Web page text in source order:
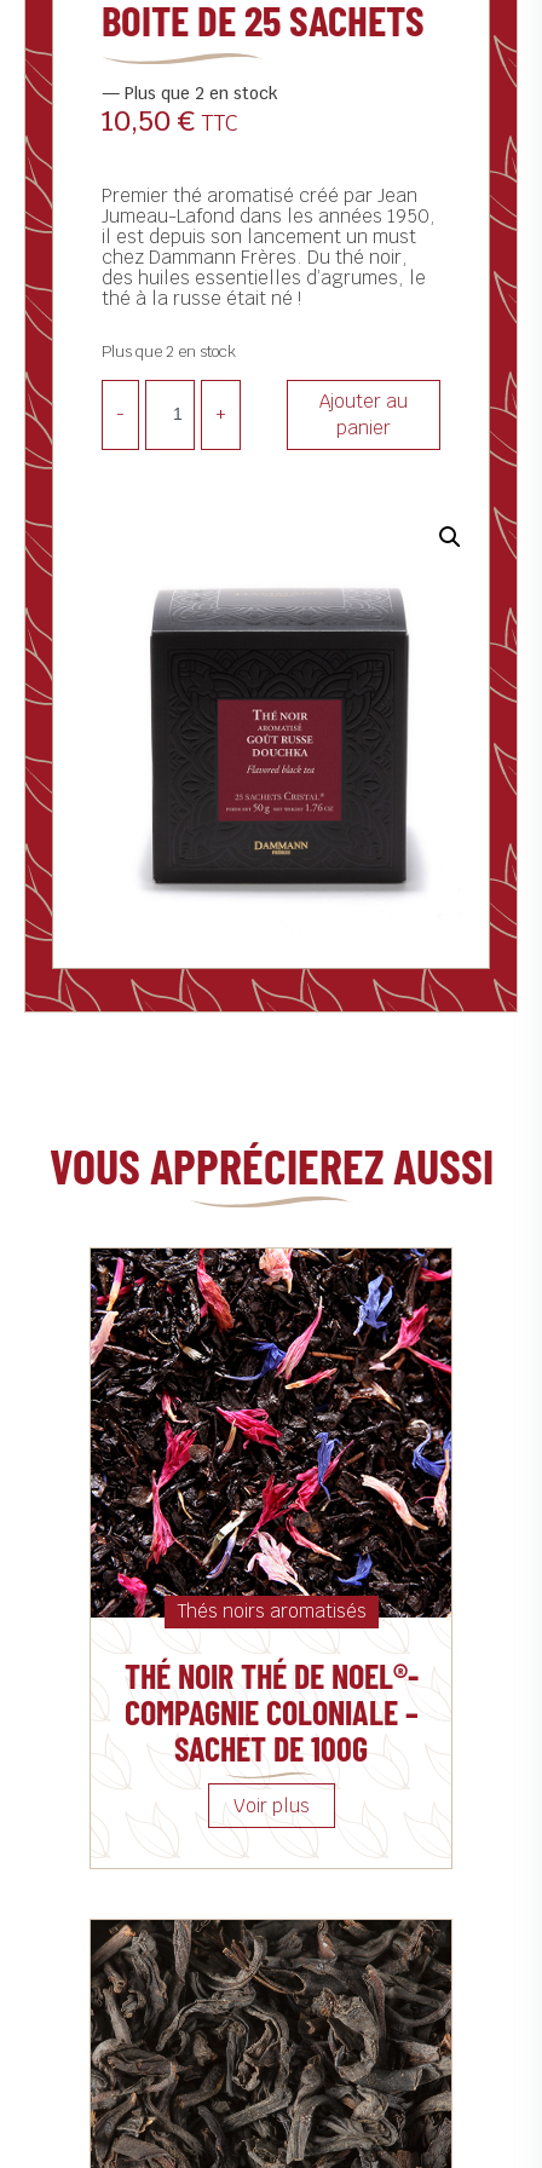
BOITE DE 25 SACHETS
Plus que 2 en stock
10,50€ TTC
Premier thé aromatisé créé par Jean
Jumeau-Lafond dans les années 1950,
il est depuis son lancement un must
chez Dammann Frères. Du thé noir,
des huiles essentielles d’agrumes, le
thé à la russe était né !
Plus que 2 en stock
- +
Ajouter au
panier
VOUS APPRÉCIEREZ AUSSI
Thés noirs aromatisés
THÉ NOIR THÉ DE NOEL®-
COMPAGNIE COLONIALE –
SACHET DE 100G